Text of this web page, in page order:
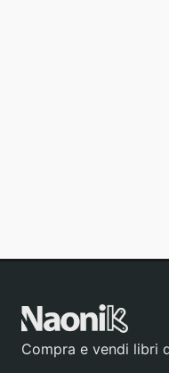
Compra e vendi libri